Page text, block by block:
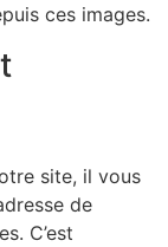
ces images.
site, il vous
de
C’est